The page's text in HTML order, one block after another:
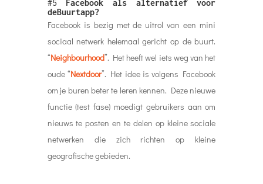
#5Facebook als alternatief voor
deBuurtapp?
Facebook is bezig met de uitrol van een mini
sociaal netwerk helemaal gericht op de buurt.
“Neighbourhood”. Het heeft wel iets weg van het
oude “Nextdoor”. Het idee is volgens Facebook
om je buren beter te leren kennen. Deze nieuwe
functie (test fase) moedigt gebruikers aan om
nieuws te posten en te delen op kleine sociale
netwerken die zich richten op kleine
geografische gebieden.